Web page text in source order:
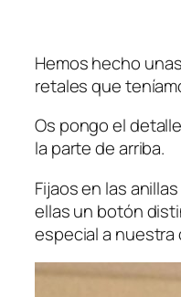
Hemos hecho
retales que
Os pongo el
la parte de arriba.
Fijaos en las
ellas un botón
especial a nuestra